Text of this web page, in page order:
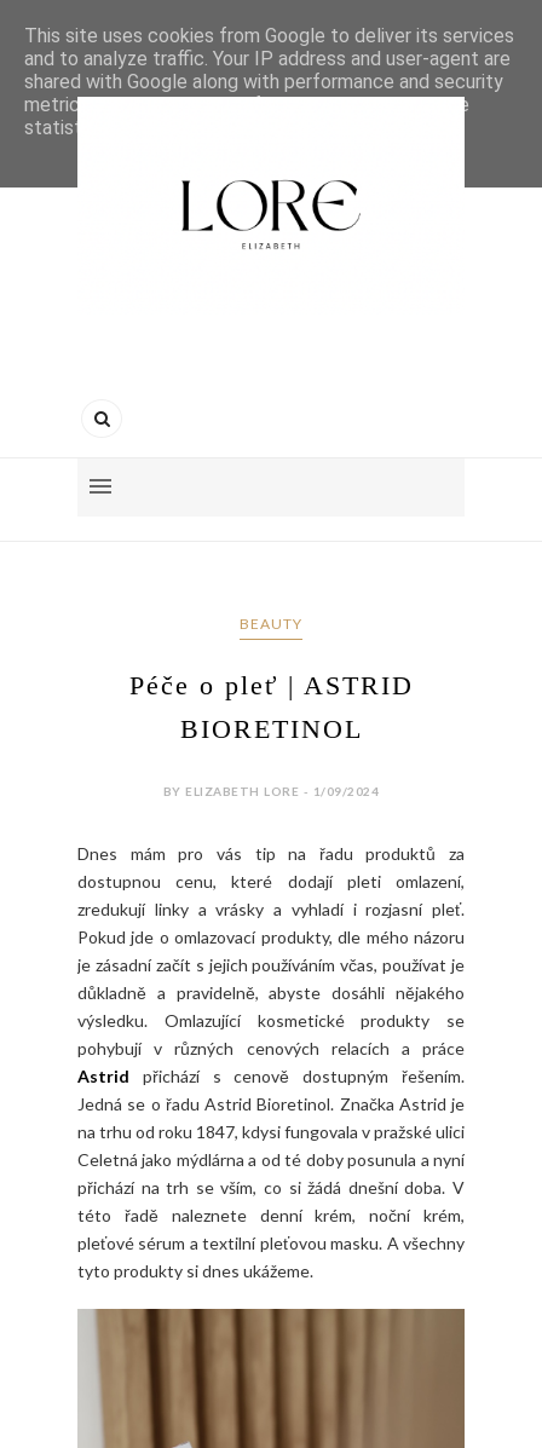
BEAUTY
Péče o pleť | ASTRID
BIORETINOL
BY ELIZABETH LORE - 1/09/2024
Dnes mám pro vás tip na řadu produktů za
dostupnou cenu, které dodají pleti omlazení,
zredukují linky a vrásky a vyhladí i rozjasní pleť.
Pokud jde o omlazovací produkty, dle mého názoru
je zásadní začít s jejich používáním včas, používat je
důkladně a pravidelně, abyste dosáhli nějakého
výsledku. Omlazující kosmetické produkty se
pohybují v různých cenových relacích a práce
Astrid přichází s cenově dostupným řešením.
Jedná se o řadu Astrid Bioretinol. Značka Astrid je
na trhu od roku 1847, kdysi fungovala v pražské ulici
Celetná jako mýdlárna a od té doby posunula a nyní
přichází na trh se vším, co si žádá dnešní doba. V
této řadě naleznete denní krém, noční krém,
pleťové sérum a textilní pleťovou masku. A všechny
tyto produkty si dnes ukážeme.
This site uses cookies from Google to deliver its services
and to analyze traffic. Your IP address and user-agent are
shared with Google along with performance and security
metrics to ensure quality of service, generate usage
statistics, and to detect and address abuse.